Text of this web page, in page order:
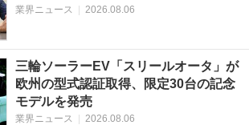
業界ニュース 2026.08.06
三輪ソーラーEV「スリールオータ」が
欧州の型式認証取得、限定30台の記念
モデルを発売
業界ニュース | 2026.08.06